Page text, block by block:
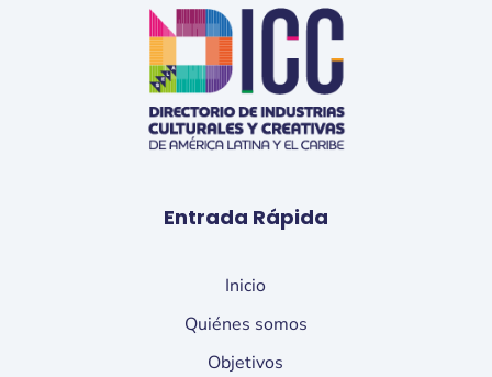
Entrada Rápida
Inicio
Quiénes somos
Objetivos